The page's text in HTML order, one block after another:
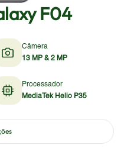
F04
Câmera
13 MP & 2 MP
Processador
MediaTek Helio P35